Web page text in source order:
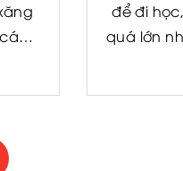
liệu
để đi
quá lớn
hợp lý,